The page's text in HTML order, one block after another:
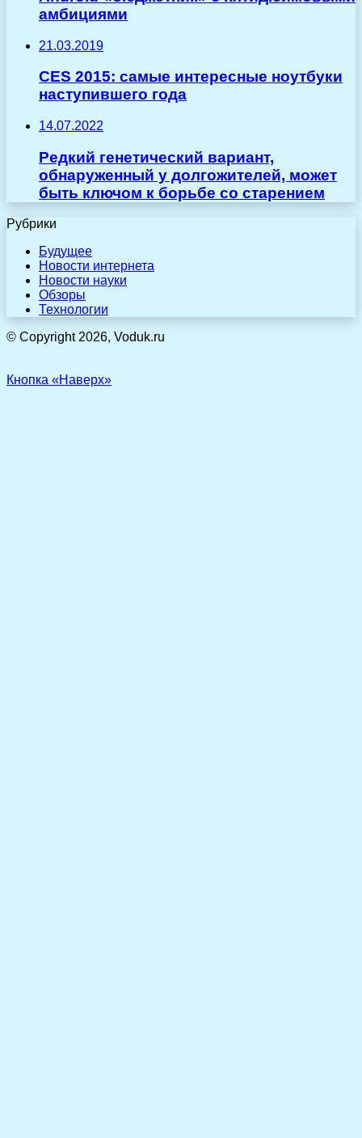
амбициями
21.03.2019
CES 2015: самые интересные ноутбуки
наступившего года
14.07.2022
Редкий генетический вариант,
обнаруженный у долгожителей, может
быть ключом к борьбе со старением
Рубрики
Будущее
Новости интернета
Новости науки
Обзоры
Технологии
© Copyright 2026, Voduk.ru
Кнопка «Наверх»